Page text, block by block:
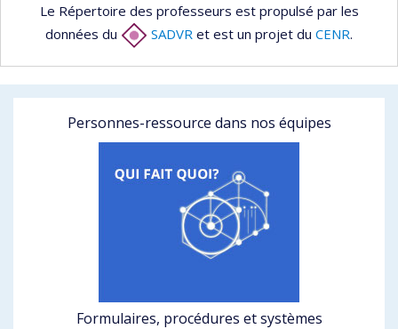
Le Répertoire des professeurs est propulsé par les
données du
SADVR et est un projet du CENR.
Personnes-ressource dans nos équipes
Formulaires, procédures et systèmes